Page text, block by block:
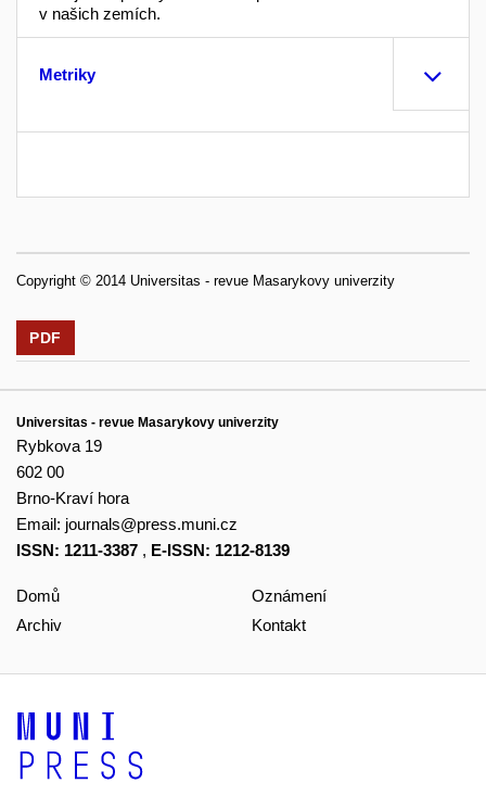
v našich zemích.
Metriky
Copyright © 2014 Universitas - revue Masarykovy univerzity
PDF
Universitas - revue Masarykovy univerzity
Rybkova 19
602 00
Brno-Kraví hora
Email: journals@press.muni.cz
ISSN: 1211-3387 , E-ISSN: 1212-8139
Domů
Archiv
Oznámení
Kontakt